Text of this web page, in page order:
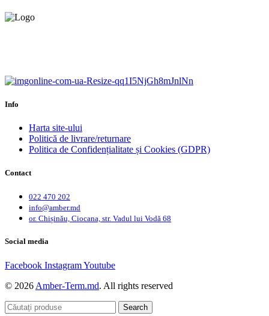
Info
Harta site-ului
Politică de livrare/returnare
Politica de Confidențialitate și Cookies (GDPR)
Contact
022 470 202
info@amber.md
or. Chișinău, Ciocana, str. Vadul lui Vodă 68
Social media
Facebook InstagramYoutube
© 2026 Amber-Term.md. All rights reserved
Search